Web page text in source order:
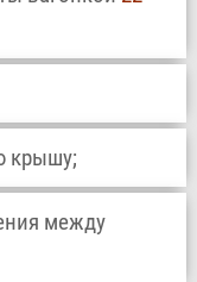
крышу;
между